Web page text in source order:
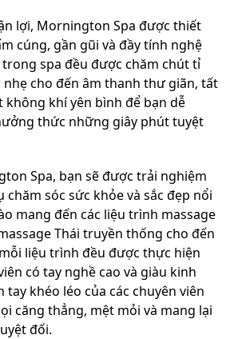
lợi, Mornington Spa được thiết
cúng, gần gũi và đầy tính nghệ
spa đều được chăm chút tỉ
cho đến âm thanh thư giãn, tất
không khí yên bình để bạn dễ
thức những giây phút tuyệt
Spa, bạn sẽ được trải nghiệm
chăm sóc sức khỏe và sắc đẹp nổi
mang đến các liệu trình massage
Thái truyền thống cho đến
liệu trình đều được thực hiện
có tay nghề cao và giàu kinh
tay khéo léo của các chuyên viên
căng thẳng, mệt mỏi và mang lại
đối.